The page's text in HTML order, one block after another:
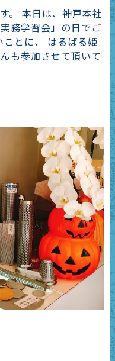
。 本日は、神戸本社
務学習会」の日でご
とに、 はるばる姫
も参加させて頂いて